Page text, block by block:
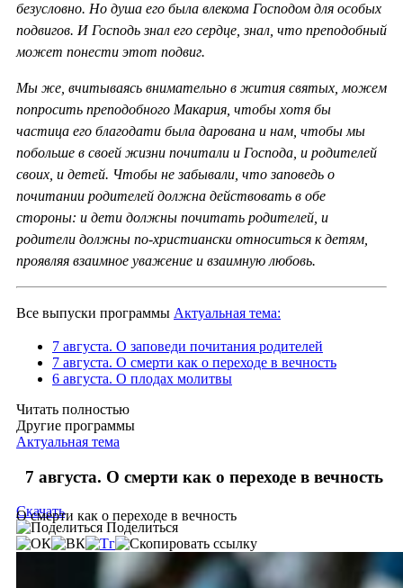
безусловно. Но душа его была влекома Господом для особых
подвигов. И Господь знал его сердце, знал, что преподобный
может понести этот подвиг.
Мы же, вчитываясь внимательно в жития святых, можем
попросить преподобного Макария, чтобы хотя бы
частица его благодати была дарована и нам, чтобы мы
побольше в своей жизни почитали и Господа, и родителей
своих, и детей. Чтобы не забывали, что заповедь о
почитании родителей должна действовать в обе
стороны: и дети должны почитать родителей, и
родители должны по-христиански относиться к детям,
проявляя взаимное уважение и взаимную любовь.
Все выпуски программы Актуальная тема:
7 августа. О заповеди почитания родителей
7 августа. О смерти как о переходе в вечность
6 августа. О плодах молитвы
Читать полностью
Другие программы
Актуальная тема
7 августа. О смерти как о переходе в вечность
О смерти как о переходе в вечность
Скачать
Поделиться